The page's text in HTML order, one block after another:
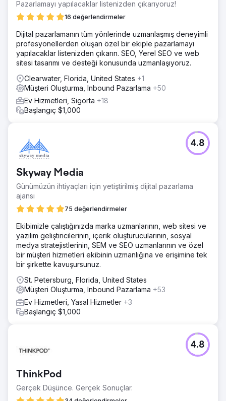
Pazarlamayı yapılacaklar listenizden çıkarıyoruz!
16 değerlendirmeler
Dijital pazarlamanın tüm yönlerinde uzmanlaşmış deneyimli
profesyonellerden oluşan özel bir ekiple pazarlamayı
yapılacaklar listenizden çıkarın. SEO, Yerel SEO ve web
sitesi tasarımı ve desteği konusunda uzmanlaşıyoruz.
Clearwater, Florida, United States +1
Müşteri Oluşturma, Inbound Pazarlama +50
Ev Hizmetleri, Sigorta +18
Başlangıç $1,000
Skyway Media
Günümüzün ihtiyaçları için yetiştirilmiş dijital pazarlama
ajansı
75 değerlendirmeler
4.8
Ekibimizle çalıştığınızda marka uzmanlarının, web sitesi ve
yazılım geliştiricilerinin, içerik oluşturucularının, sosyal
medya stratejistlerinin, SEM ve SEO uzmanlarının ve özel
bir müşteri hizmetleri ekibinin uzmanlığına ve erişimine tek
bir şirkette kavuşursunuz.
St. Petersburg, Florida, United States
Müşteri Oluşturma, Inbound Pazarlama +53
Ev Hizmetleri, Yasal Hizmetler +3
Başlangıç $1,000
ThinkPod
Gerçek Düşünce. Gerçek Sonuçlar.
4.8